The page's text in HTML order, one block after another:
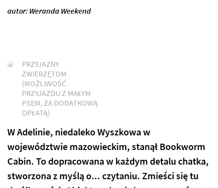
autor: Weranda Weekend
PRZYJAZNY
ZWIERZĘTOM
(MOŻLIWOŚĆ
PRZYJAZDU Z MAŁYM
PSEM, ZA DODATKOWĄ
OPŁATĄ)
W Adelinie, niedaleko Wyszkowa w
województwie mazowieckim, stanął Bookworm
Cabin. To dopracowana w każdym detalu chatka,
stworzona z myślą o... czytaniu. Zmieści się tu